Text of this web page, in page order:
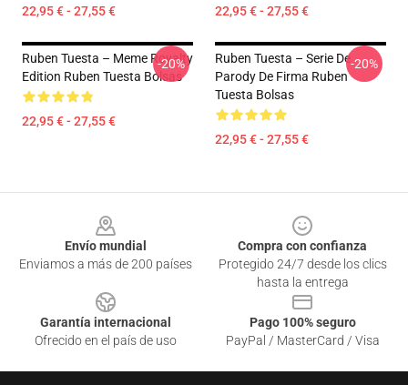
22,95 € - 27,55 € 22,95 € - 27,55 €
Ruben Tuesta – Meme Royalty
Edition Ruben Tuesta Bolsas
22,95 € - 27,55 €
-20%
Ruben Tuesta – Serie De
Parody De Firma Ruben
Tuesta Bolsas
22,95 € - 27,55 €
-20%
Envío mundial
Enviamos a más de 200 países
Compra con confianza
Protegido 24/7 desde los clics
hasta la entrega
Garantía internacional
Ofrecido en el país de uso
Pago 100% seguro
PayPal / MasterCard / Visa